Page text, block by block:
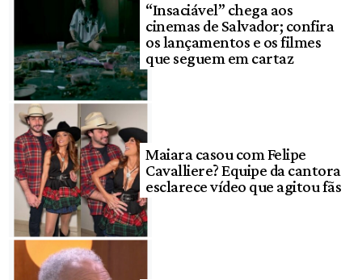
“Insaciável” chega aos
cinemas de Salvador; confira
os lançamentos e os filmes
que seguem em cartaz
Maiara casou com Felipe
Cavalliere? Equipe da cantora
esclarece vídeo que agitou fãs